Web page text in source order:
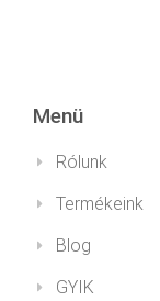
Menü
Rólunk
Termékeink
Blog
GYIK